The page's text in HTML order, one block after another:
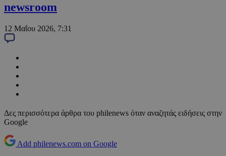
newsroom
12 Μαΐου 2026, 7:31
Δες περισσότερα άρθρα του philenews όταν αναζητάς ειδήσεις στην
Google
Add philenews.com on Google